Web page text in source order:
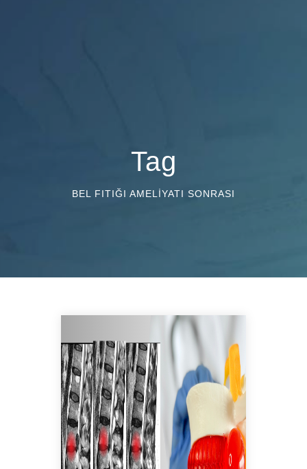
Tag
BEL FITIĞI AMELIYATI SONRASI